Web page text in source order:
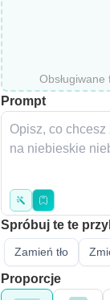
Prompt
Spróbuj te te
Zamień tło
Proporcje